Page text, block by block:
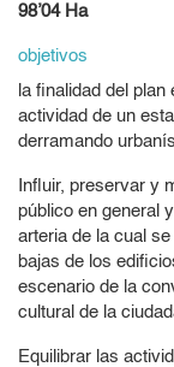
98’04 Ha
objetivos
la finalidad del
actividad de un
derramando
Influir, preservar y
público en general
arteria de la cual
bajas de los
escenario de la
cultural de la
Equilibrar las